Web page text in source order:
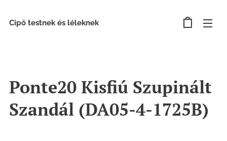
Cipő testnek és léleknek
Ponte20 Kisfiú Szupinált
Szandál (DA05-4-1725B)